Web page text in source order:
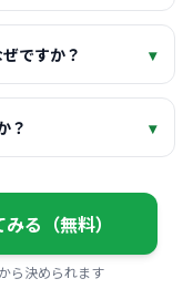
ですか？ ▾
？ ▾
る（無料）
ら決められます